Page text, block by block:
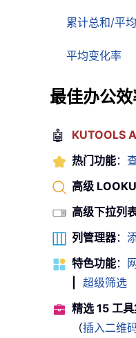
累计总和/平
平均变化率
最佳办公
🤖 KUTOOLS
热门功能：
高级
高级下拉列
列管理器：
特色功能：
超级筛选
精选 15 工
（插入二维